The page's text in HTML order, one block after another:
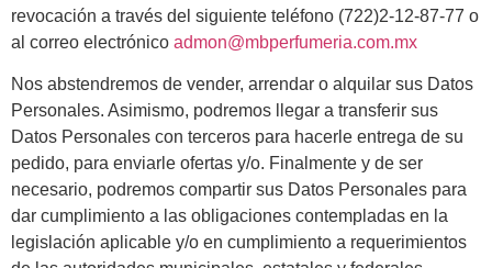
revocación a través del siguiente teléfono (722)2-12-87-77 o
al correo electrónico admon@mbperfumeria.com.mx
Nos abstendremos de vender, arrendar o alquilar sus Datos
Personales. Asimismo, podremos llegar a transferir sus
Datos Personales con terceros para hacerle entrega de su
pedido, para enviarle ofertas y/o. Finalmente y de ser
necesario, podremos compartir sus Datos Personales para
dar cumplimiento a las obligaciones contempladas en la
legislación aplicable y/o en cumplimiento a requerimientos